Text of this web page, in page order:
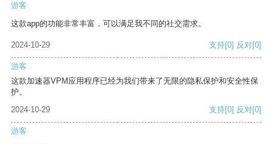
游客
这款app的功能非常丰富，可以满足我不同的社交需求。
2024-10-29 支持[0] 反对[0]
游客
这款加速器VPM应用程序已经为我们带来了无限的隐私保护和安全性保
护。
2024-10-29
支持[0] 反对[0]
游客